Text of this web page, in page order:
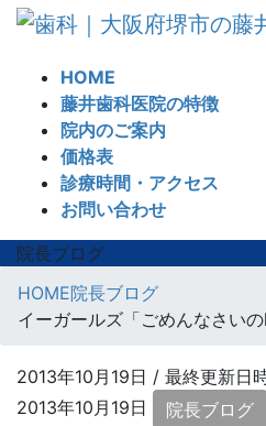
HOME
藤井歯科医院の特徴
院内のご案内
価格表
診療時間・アクセス
お問い合わせ
院長ブログ
HOME院長ブログ
イーガールズ「ごめんなさい
2013年10月19日 / 最終更新日
2013年10月19日
院長ブログ